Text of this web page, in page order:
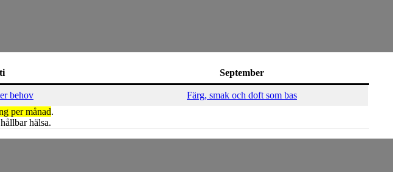
September
behov
Färg, smak och doft som bas
per månad.
hälsa.